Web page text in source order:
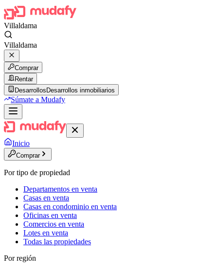
Villaldama
Villaldama
Comprar
Rentar
Desarrollos Desarrollos inmobiliarios
Súmate a Mudafy
Inicio
Comprar
Por tipo de propiedad
Departamentos en venta
Casas en venta
Casas en condominio en venta
Oficinas en venta
Comercios en venta
Lotes en venta
Todas las propiedades
Por región